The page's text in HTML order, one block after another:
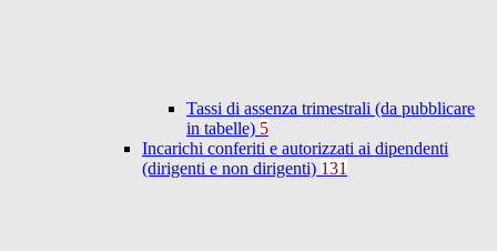
Tassi di assenza trimestrali (da pubblicare
in tabelle) 5
Incarichi conferiti e autorizzati ai dipendenti
(dirigenti e non dirigenti) 131